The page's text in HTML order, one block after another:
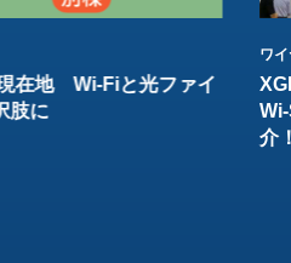
在地 Wi-Fiと光ファイ
肢に
ワ
介